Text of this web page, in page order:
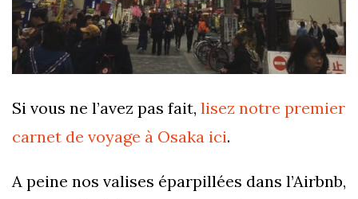
Si vous ne l’avez pas fait, lisez notre premier
carnet de voyage à Osaka ici.
A peine nos valises éparpillées dans l’Airbnb,